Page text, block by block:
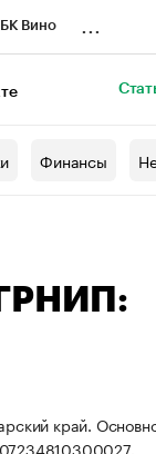
Вино
Финансы
край.